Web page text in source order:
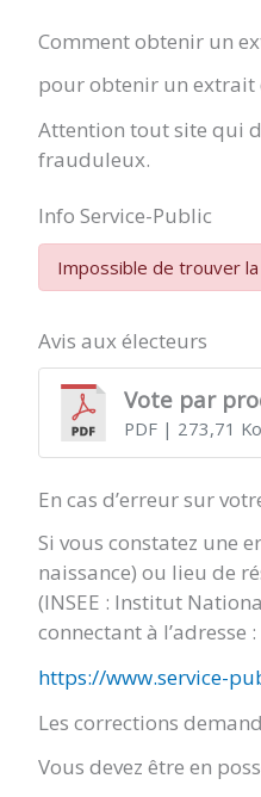
Comment obtenir un
pour obtenir un extrait
Attention tout site qui
frauduleux.
Info Service-Public
Impossible de trouver
Avis aux électeurs
Vote par
PDF| 273,71 Ko
En cas d’erreur sur
Si vous constatez une
naissance) ou lieu de
(INSEE : Institut
connectant à l’adresse :
https://www.service-
Les corrections
Vous devez être en